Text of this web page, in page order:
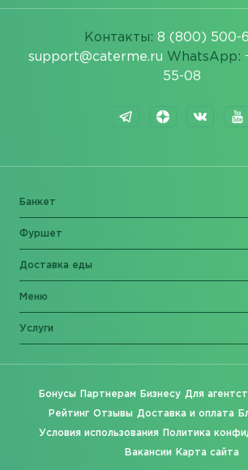
Контакты: 8 (800) 500-
support@caterme.ru WhatsApp:
55-08
Банкет
Фуршет
Доставка еды
Меню
Услуги
Бонусы Партнерам Бизнесу Для
Рейтинг Отзывы Доставка и оплата
Условия использования Политика
Вакансии Карта сайта